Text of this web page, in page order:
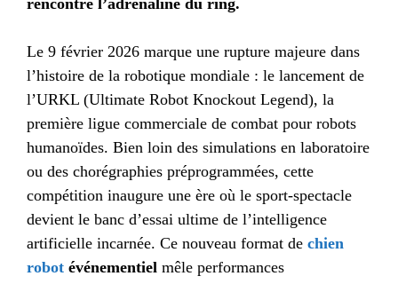
rencontre l’adrénaline du ring.
Le 9 février 2026 marque une rupture majeure dans
l’histoire de la robotique mondiale : le lancement de
l’URKL (Ultimate Robot Knockout Legend), la
première ligue commerciale de combat pour robots
humanoïdes. Bien loin des simulations en laboratoire
ou des chorégraphies préprogrammées, cette
compétition inaugure une ère où le sport-spectacle
devient le banc d’essai ultime de l’intelligence
artificielle incarnée. Ce nouveau format de chien
robot événementiel mêle performances